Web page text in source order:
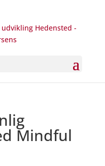
Mindful